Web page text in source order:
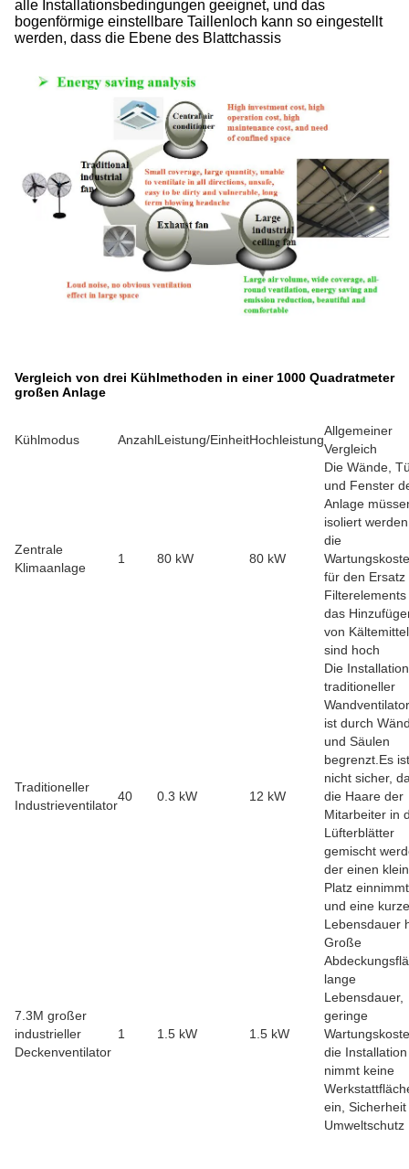
alle Installationsbedingungen geeignet, und das
bogenförmige einstellbare Taillenloch kann so eingestellt
werden, dass die Ebene des Blattchassis
Vergleich von drei Kühlmethoden in einer 1000 Quadratmeter
großen Anlage
Kühlmodus AnzahlLeistung/EinheitHochleistung
Allgemeiner
Vergleich
Zentrale
Klimaanlage
1 80 kW 80 kW
Die Wände,
und Fenster
Anlage
isoliert
die
für den Ersatz
das
von Kältemittel
sind hoch
Traditioneller
Industrieventilator
40 0.3 kW 12 kW
Die Installation
traditioneller
ist durch
und Säulen
begrenzt.Es ist
nicht sicher,
die Haare der
Mitarbeiter in
Lüfterblätter
gemischt
der einen
Platz einnimmt
und eine kurze
Lebensdauer
7.3M großer
industrieller
Deckenventilator
1 1.5 kW 1.5 kW
Große
lange
Lebensdauer,
geringe
die Installation
nimmt keine
ein,
Umweltschutz